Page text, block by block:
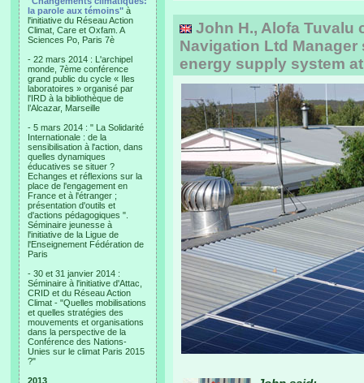
la parole aux témoins" à
l'initiative du Réseau Action
Climat, Care et Oxfam. A
Sciences Po, Paris 7è
- 22 mars 2014 : L'archipel
monde, 7ème conférence
grand public du cycle « Iles
laboratoires » organisé par
l'IRD à la bibliothèque de
l’Alcazar, Marseille
- 5 mars 2014 : " La Solidarité
Internationale : de la
sensibilisation à l'action, dans
quelles dynamiques
éducatives se situer ?
Echanges et réflexions sur la
place de l'engagement en
France et à l'étranger ;
présentation d'outils et
d'actions pédagogiques ".
Séminaire jeunesse à
l'initiative de la Ligue de
l'Enseignement Fédération de
Paris
- 30 et 31 janvier 2014 :
Séminaire à l'initiative d'Attac,
CRID et du Réseau Action
Climat - "Quelles mobilisations
et quelles stratégies des
mouvements et organisations
dans la perspective de la
Conférence des Nations-
Unies sur le climat Paris 2015
?"
2013
John H., Alofa Tuvalu
Navigation Ltd
energy supply system